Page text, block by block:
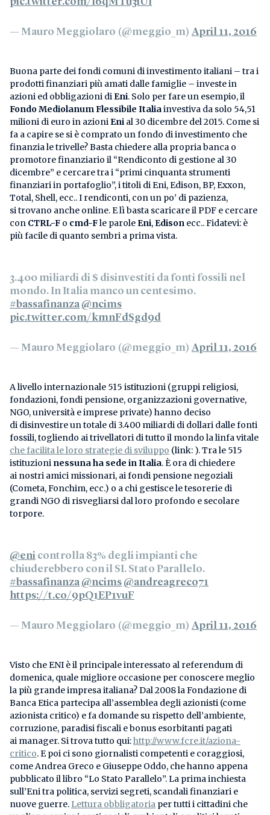
— Mauro Meggiolaro (@meggio_m) April 11, 2016
Buona parte dei fondi comuni di investimento italiani – tra i
prodotti finanziari più amati dalle famiglie – investe in
azioni ed obbligazioni diEni. Solo per fare un esempio, il
Fondo Mediolanum Flessibile Italiainvestiva da solo 54,51
milioni di euro in azioniEni al 30 dicembre del 2015. Come si
fa a capire se si è comprato un fondo di investimento che
finanzia le trivelle? Basta chiedere alla propria banca o
promotore finanziario il “Rendiconto di gestione al 30
dicembre” e cercare tra i “primi cinquanta strumenti
finanziari in portafoglio”, i titoli di Eni, Edison, BP, Exxon,
Total, Shell, ecc.. I rendiconti, con un po’ di pazienza,
si trovano anche online. E lì basta scaricare il PDF e cercare
con CTRL-F o cmd-Fle paroleEni,Edison ecc.. Fidatevi: è
più facile di quanto sembri a prima vista.
3.400 miliardi di $ disinvestiti da fonti fossili nel
mondo. In Italia manco un centesimo.
#bassafinanza @ncims
pic.twitter.com/kmnFdSgd9d
— Mauro Meggiolaro (@meggio_m) April 11, 2016
A livello internazionale 515 istituzioni (gruppi religiosi,
fondazioni, fondi pensione, organizzazioni governative,
NGO, università e imprese private) hanno deciso
di disinvestire un totale di 3.400 miliardi di dollari dalle fonti
fossili, togliendo ai trivellatori di tutto il mondo la linfa vitale
che facilita le loro strategie di sviluppo (link: ). Tra le 515
istituzioni nessuna ha sede in Italia. È ora di chiedere
ai nostri amici missionari, ai fondi pensione negoziali
(Cometa, Fonchim, ecc.) o a chi gestisce le tesorerie di
grandi NGO di risvegliarsi dal loro profondo e secolare
torpore.
@eni controlla 83% degli impianti che
chiuderebbero con il SI. Stato Parallelo.
#bassafinanza @ncims @andreagreco71
https://t.co/9pQ1EP1vuF
— Mauro Meggiolaro (@meggio_m) April 11, 2016
Visto che ENI è il principale interessato al referendum di
domenica, quale migliore occasione per conoscere meglio
la più grande impresa italiana? Dal 2008 la Fondazione di
Banca Etica partecipa all’assemblea degli azionisti (come
azionista critico) e fa domande su rispetto dell’ambiente,
corruzione, paradisi fiscali e bonus esorbitanti pagati
ai manager. Si trova tutto qui:http://www.fcre.it/aziona-
critico. E poi ci sono giornalisti competenti e coraggiosi,
come Andrea Greco e Giuseppe Oddo, che hanno appena
pubblicato il libro “Lo Stato Parallelo”. La prima inchiesta
sull’Eni tra politica, servizi segreti, scandali finanziari e
nuove guerre. Lettura obbligatoria per tutti i cittadini che